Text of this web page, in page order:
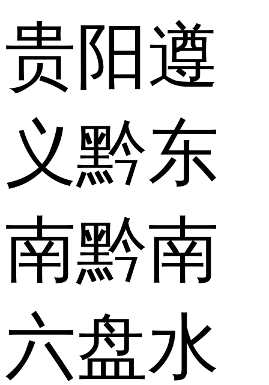
贵阳遵
义黔东
南黔南
六盘水